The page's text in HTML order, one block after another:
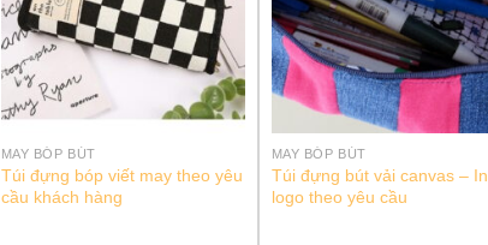
MAY BÓP BÚT
Túi đựng bóp viết may theo yêu
cầu khách hàng
MAY BÓP BÚT
Túi đựng bút vải canvas – In
logo theo yêu cầu